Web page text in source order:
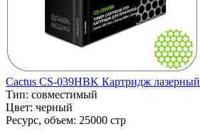
Cactus CS-039HBK Картридж лазерный
Тип: совместимый
Цвет: черный
Ресурс, объем: 25000 стр